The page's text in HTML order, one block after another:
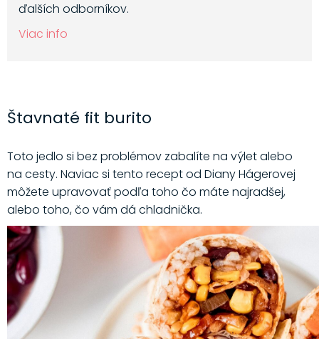
ďalších odborníkov.
Viac info
Štavnaté fit burito
Toto jedlo si bez problémov zabalíte na výlet alebo
na cesty. Naviac si tento recept od Diany Hágerovej
môžete upravovať podľa toho čo máte najradšej,
alebo toho, čo vám dá chladnička.